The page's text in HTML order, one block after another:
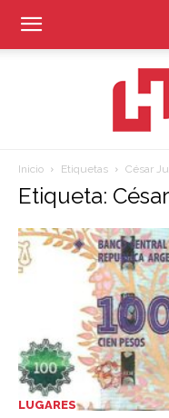
Inicio Etiquetas César
Etiqueta:
LUGARES